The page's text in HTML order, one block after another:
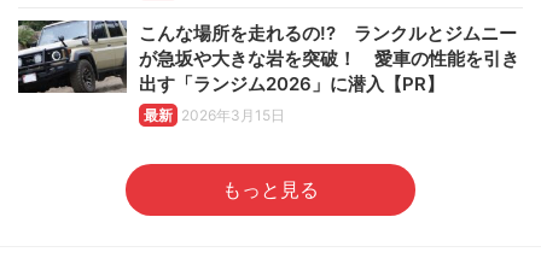
こんな場所を走れるの!? ランクルとジムニー
が急坂や大きな岩を突破！ 愛車の性能を引き
出す「ランジム2026」に潜入【PR】
最新 2026年3月15日
もっと見る